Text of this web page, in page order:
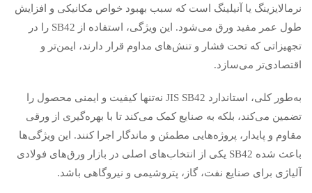
نرمالایزینگ یا آنیلینگ است که سبب بهبود خواص مکانیکی و افزایش
طول عمر مفید ورق می‌شود. این ویژگی، استفاده از SB42 را در
تجهیزاتی که تحت فشار و تنش‌های مداوم قرار دارند، ایمن‌تر و
اقتصادی‌تر می‌سازد.
به‌طور کلی، استاندارد JIS SB42 نه‌تنها کیفیت و ایمنی محصول را
تضمین می‌کند، بلکه به صنایع کمک می‌کند تا با بهره‌گیری از ورقی
مقاوم و پایدار، پروژه‌هایی مطمئن و ماندگار اجرا کنند. این ویژگی‌ها
باعث شده SB42 یکی از انتخاب‌های اصلی در بازار ورق‌های فولادی
آلیاژی برای صنایع نفت، گاز، پتروشیمی و نیروگاهی باشد.